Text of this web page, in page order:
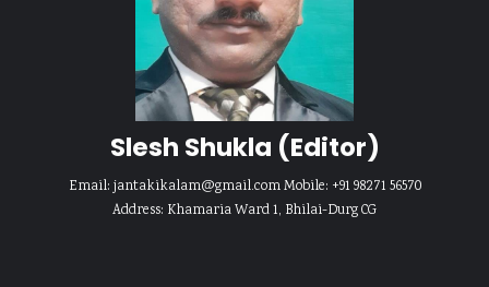
Slesh Shukla (Editor)
Email:jantakikalam@gmail.comMobile: +91 98271 56570
Address: Khamaria Ward 1, Bhilai-Durg CG